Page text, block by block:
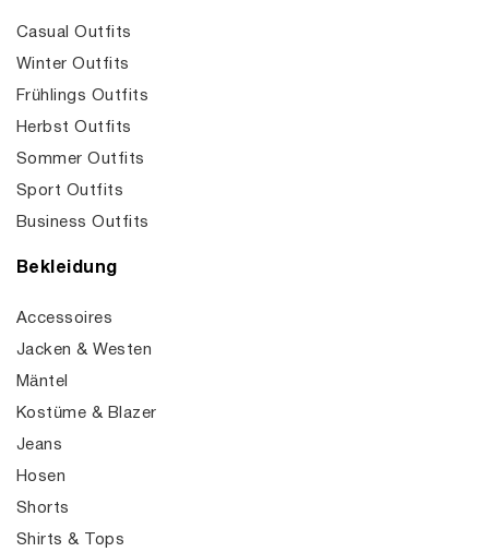
Casual Outfits
Winter Outfits
Frühlings Outfits
Herbst Outfits
Sommer Outfits
Sport Outfits
Business Outfits
Bekleidung
Accessoires
Jacken & Westen
Mäntel
Kostüme & Blazer
Jeans
Hosen
Shorts
Shirts & Tops